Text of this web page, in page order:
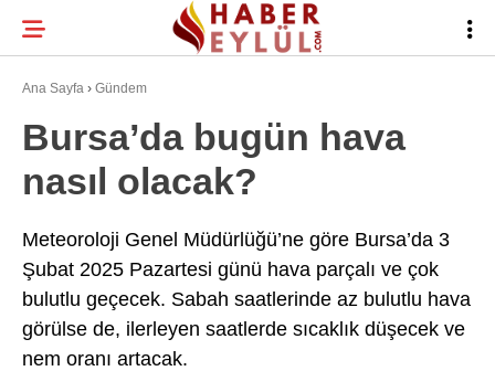
Facebook
21.4
BURSA HABERLERI
GÜNDEM
TEKNOLOJI
Ana Sayfa › Gündem
Bursa’da bugün hava
nasıl olacak?
Meteoroloji Genel Müdürlüğü’ne göre Bursa’da 3
Şubat 2025 Pazartesi günü hava parçalı ve çok
bulutlu geçecek. Sabah saatlerinde az bulutlu hava
görülse de, ilerleyen saatlerde sıcaklık düşecek ve
nem oranı artacak.